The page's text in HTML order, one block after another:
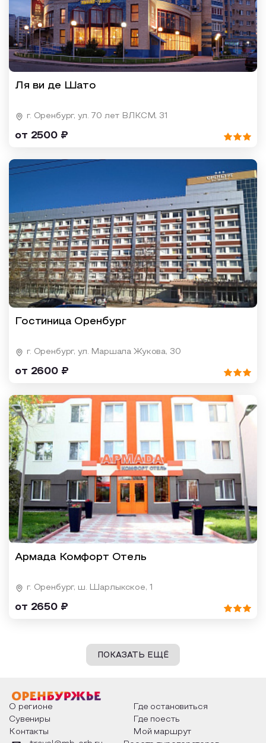
Ля ви де Шато
г. Оренбург, ул. 70 лет ВЛКСМ, 31
от 2500 ₽
Гостиница Оренбург
г. Оренбург, ул. Маршала Жукова, 30
от 2600 ₽
Армада Комфорт Отель
г. Оренбург, ш. Шарлыкское, 1
от 2650 ₽
ПОКАЗАТЬ ЕЩЁ
О регионе
Где остановиться
Сувениры
Где поесть
Контакты
Мой маршрут